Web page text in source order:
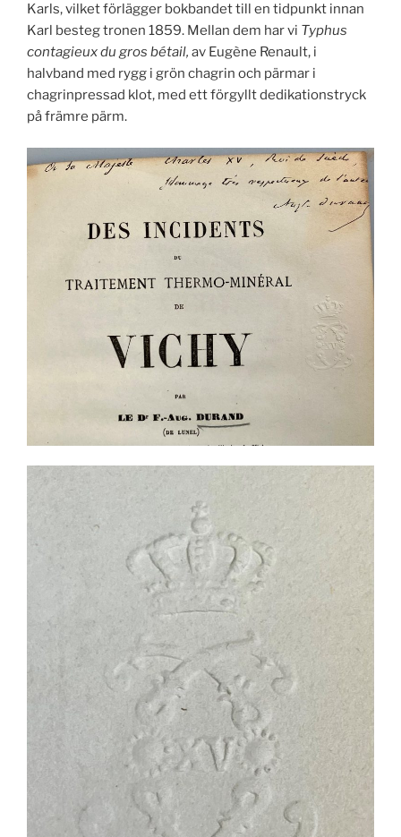
Karls, vilket förlägger bokbandet till en tidpunkt innan
Karl besteg tronen 1859. Mellan dem har vi Typhus
contagieux du gros bétail, av Eugène Renault, i
halvband med rygg i grön chagrin och pärmar i
chagrinpressad klot, med ett förgyllt dedikationstryck
på främre pärm.